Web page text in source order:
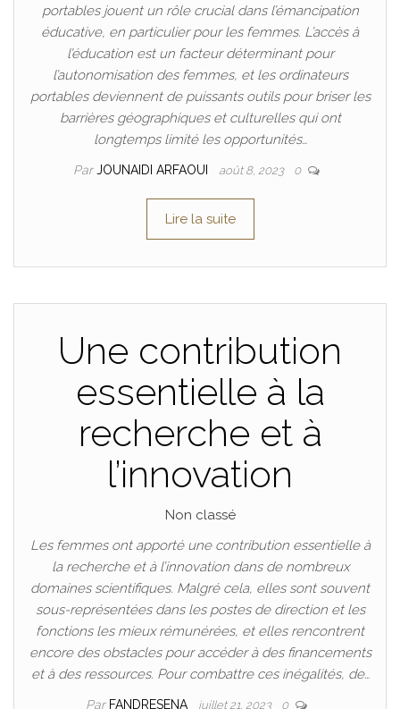
portables jouent un rôle crucial dans l’émancipation
éducative, en particulier pour les femmes. L’accès à
l’éducation est un facteur déterminant pour
l’autonomisation des femmes, et les ordinateurs
portables deviennent de puissants outils pour briser les
barrières géographiques et culturelles qui ont
longtemps limité les opportunités…
ParJOUNAIDI ARFAOUI août 8, 2023 0
Lire la suite
Une contribution
essentielle à la
recherche et à
l’innovation
Non classé
Les femmes ont apporté une contribution essentielle à
la recherche et à l’innovation dans de nombreux
domaines scientifiques. Malgré cela, elles sont souvent
sous-représentées dans les postes de direction et les
fonctions les mieux rémunérées, et elles rencontrent
encore des obstacles pour accéder à des financements
et à des ressources. Pour combattre ces inégalités, de…
Par FANDRESENA juillet 21, 2023 0